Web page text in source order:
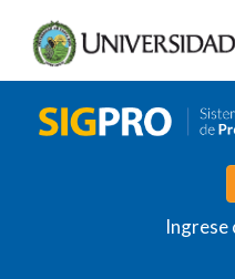
Ingrese